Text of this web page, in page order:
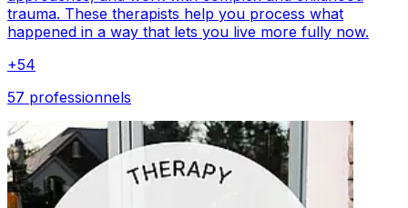
trauma. These therapists help you process what
happened in a way that lets you live more fully now.
+54
57 professionnels